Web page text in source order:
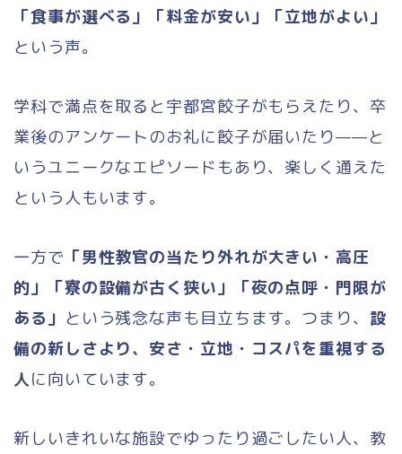
「食事が選べる」「料金が安い」「立地がよい」
という声。
学科で満点を取ると宇都宮餃子がもらえたり、卒
業後のアンケートのお礼に餃子が届いたり——と
いうユニークなエピソードもあり、楽しく通えた
という人もいます。
一方で 「男性教官の当たり外れが大きい・高圧
的」「寮の設備が古く狭い」「夜の点呼・門限が
ある」 という残念な声も目立ちます。つまり、 設
備の新しさより、安さ・立地・コスパを重視する
人に向いています。
新しいきれいな施設でゆったり過ごしたい人、教